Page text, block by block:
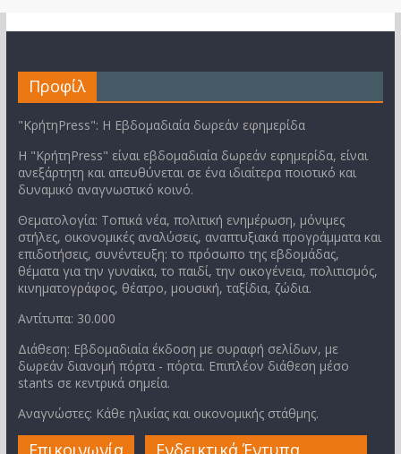
Προφίλ
"ΚρήτηPress": Η Εβδομαδιαία δωρεάν εφημερίδα
Η "ΚρήτηPress" είναι εβδομαδιαία δωρεάν εφημερίδα, είναι
ανεξάρτητη και απευθύνεται σε ένα ιδιαίτερα ποιοτικό και
δυναμικό αναγνωστικό κοινό.
Θεματολογία: Τοπικά νέα, πολιτική ενημέρωση, μόνιμες
στήλες, οικονομικές αναλύσεις, αναπτυξιακά προγράμματα και
επιδοτήσεις, συνέντευξη: το πρόσωπο της εβδομάδας,
θέματα για την γυναίκα, το παιδί, την οικογένεια, πολιτισμός,
κινηματογράφος, θέατρο, μουσική, ταξίδια, ζώδια.
Αντίτυπα: 30.000
Διάθεση: Εβδομαδιαία έκδοση με συραφή σελίδων, με
δωρεάν διανομή πόρτα - πόρτα. Επιπλέον διάθεση μέσο
stants σε κεντρικά σημεία.
Αναγνώστες: Κάθε ηλικίας και οικονομικής στάθμης.
Επικοινωνία
Ενδεικτικά Έντυπα